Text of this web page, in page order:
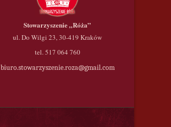
Stowarzyszenie„Róża”
ul. Do Wilgi 23, 30-419 Kraków
tel. 517 064 760
biuro.stowarzyszenie.roza@gmail.com